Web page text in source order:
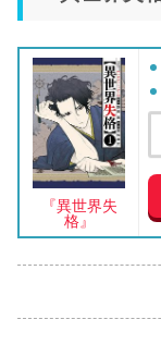
『異世界失
格』